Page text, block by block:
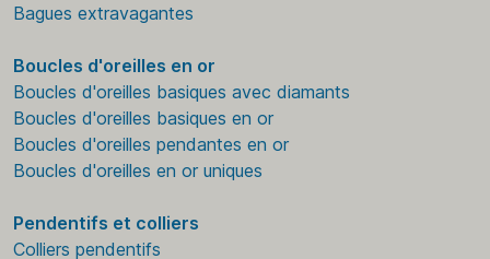
Bagues extravagantes
Boucles d'oreilles en or
Boucles d'oreilles basiques avec diamants
Boucles d'oreilles basiques en or
Boucles d'oreilles pendantes en or
Boucles d'oreilles en or uniques
Pendentifs et colliers
Colliers pendentifs